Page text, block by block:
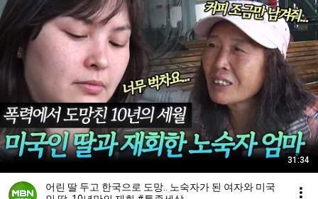
31:34
어린 딸 두고 한국으로 도망.. 노숙자가 된 여자와 미국